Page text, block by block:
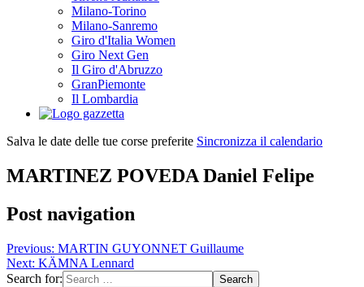
Milano-Torino
Milano-Sanremo
Giro d'Italia Women
Giro Next Gen
Il Giro d'Abruzzo
GranPiemonte
Il Lombardia
Salva le date delle tue corse preferite Sincronizza il calendario
MARTINEZ POVEDA Daniel Felipe
Post navigation
Previous: MARTIN GUYONNET Guillaume
Next: KÄMNA Lennard
Search for: